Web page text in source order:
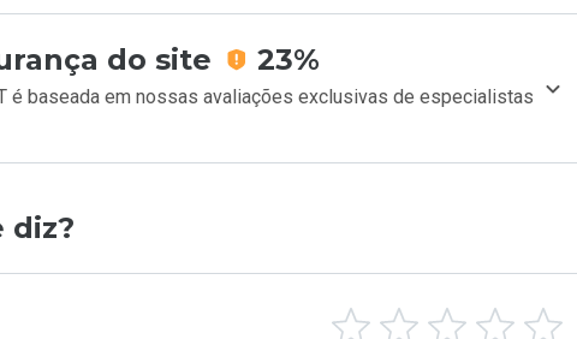
do site 23%
é baseada em nossas avaliações exclusivas de especialistas
diz?